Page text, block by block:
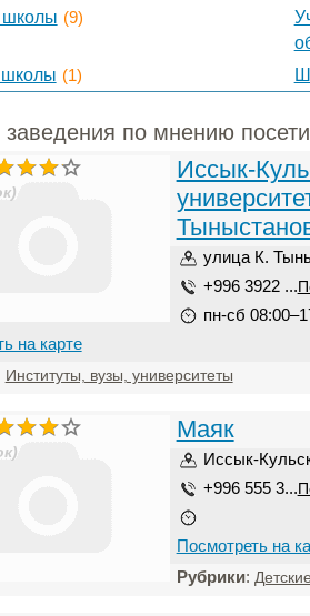
(9)
(1)
по мнению
Иссык-
улица К.
+996 3922 ...
пн-сб
на карте
Институты, вузы, университеты
Маяк
Иссык-
+996 555 3...
Посмотреть на
Рубрики: